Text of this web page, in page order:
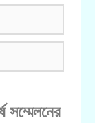
সম্মেলনের